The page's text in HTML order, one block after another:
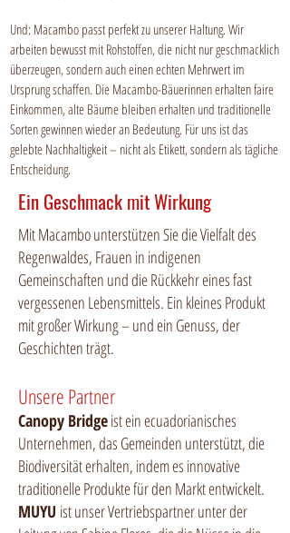
Und: Macambo passt perfekt zu unserer Haltung. Wir
arbeiten bewusst mit Rohstoffen, die nicht nur geschmacklich
überzeugen, sondern auch einen echten Mehrwert im
Ursprung schaffen. Die Macambo-Bäuerinnen erhalten faire
Einkommen, alte Bäume bleiben erhalten und traditionelle
Sorten gewinnen wieder an Bedeutung. Für uns ist das
gelebte Nachhaltigkeit – nicht als Etikett, sondern als tägliche
Entscheidung.
Ein Geschmack mit Wirkung
Mit Macambo unterstützen Sie die Vielfalt des
Regenwaldes, Frauen in indigenen
Gemeinschaften und die Rückkehr eines fast
vergessenen Lebensmittels. Ein kleines Produkt
mit großer Wirkung – und ein Genuss, der
Geschichten trägt.
Unsere Partner
Canopy Bridgeist ein ecuadorianisches
Unternehmen, das Gemeinden unterstützt, die
Biodiversität erhalten, indem es innovative
traditionelle Produkte für den Markt entwickelt.
MUYU ist unser Vertriebspartner unter der